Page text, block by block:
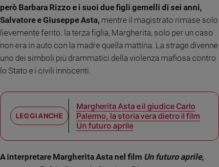
di
valore
Caso
settimana
Diversità
però Barbara Rizzo e i suoi due figli gemelli di sei anni,
Salvatore e Giuseppe Asta, mentre il magistrato rimase solo
lievemente ferito. la terza figlia, Margherita, solo per un caso
non era in auto con la madre quella mattina. La strage divenne
uno dei simboli più drammatici della violenza mafiosa contro
lo Stato e i civili innocenti.
Margherita Asta e il giudice Carlo
Palermo, la storia vera dietro il film
Un futuro aprile
A interpretare Margherita Asta nel film Un futuro aprile,